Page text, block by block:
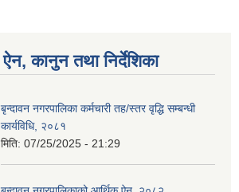
ऐन, कानुन तथा निर्देशिका
बृन्दावन नगरपालिका कर्मचारी तह/स्तर वृद्धि सम्बन्धी
कार्यविधि, २०८१
मिति: 07/25/2025 - 21:29